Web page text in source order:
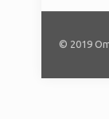
© 2019